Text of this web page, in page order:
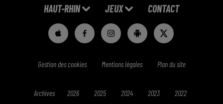
HAUT-RHIN JEUX CONTACT
Gestion des cookies Mentions légales Plan du site
Archives 2026 2025 2024 2023 2022